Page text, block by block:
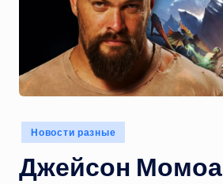
Опубликовано
в
Новости разные
Джейсон Момоа